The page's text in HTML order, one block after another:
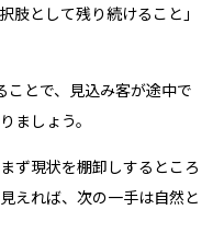
肢として残り続けること」
とで、見込み客が途中で
ましょう。
ず現状を棚卸しするところ
えれば、次の一手は自然と